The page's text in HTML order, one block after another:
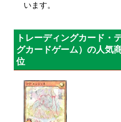
います。
トレーディングカード・
グカードゲーム）の人気
位